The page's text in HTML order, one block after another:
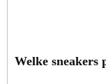
Welke sneakers